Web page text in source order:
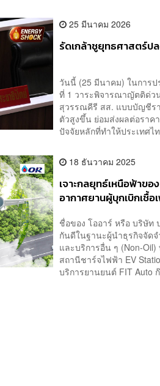
25 มีนาคม 2026
รัดเกล้าชูยุทธศาสตร์ป
วันนี้ (25 มีนาคม) ในการ
ที่ 1 วาระพิจารณาญัตติด่ว
สุวรรณคีรี สส. แบบบัญชีร
ตัวสูงขึ้น ย่อมส่งผลต่อรา
ปัจจัยหลักที่ทำให้ประเทศไ
18 ธันวาคม 2025
เจาะกลยุทธ์เหนือฟ้าขอ
อากาศยานผู้บุกเบิกเชื้
ชื่อของ โออาร์ หรือ บริษัท
กันดีในฐานะผู้นำธุรกิจจัด
และบริการอื่น ๆ (Non-
สถานีชาร์จไฟฟ้า EV
บริการยานยนต์ FIT Auto